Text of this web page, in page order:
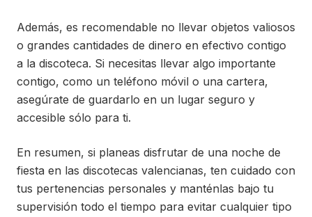
Además, es recomendable no llevar objetos valiosos
o grandes cantidades de dinero en efectivo contigo
a la discoteca. Si necesitas llevar algo importante
contigo, como un teléfono móvil o una cartera,
asegúrate de guardarlo en un lugar seguro y
accesible sólo para ti.
En resumen, si planeas disfrutar de una noche de
fiesta en las discotecas valencianas, ten cuidado con
tus pertenencias personales y manténlas bajo tu
supervisión todo el tiempo para evitar cualquier tipo